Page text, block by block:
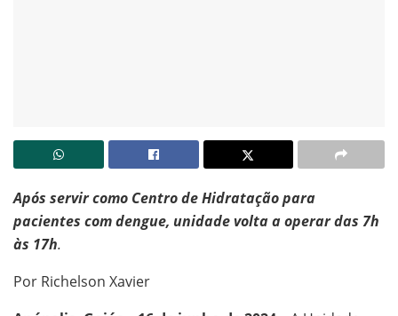
Após servir como Centro de Hidratação para
pacientes com dengue, unidade volta a operar das 7h
às 17h.
Por Richelson Xavier